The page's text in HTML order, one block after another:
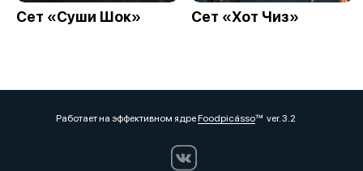
Сет «Суши Шок» Сет «Хот Чиз»
Работает на эффективном ядреFoodpicássover. 3.2